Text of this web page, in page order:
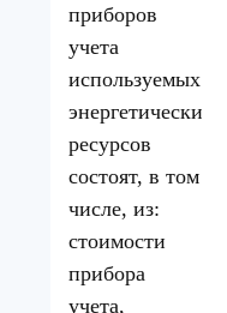
приборов
учета
используемых
энергетических
ресурсов
состоят, в том
числе, из:
стоимости
прибора
учета,